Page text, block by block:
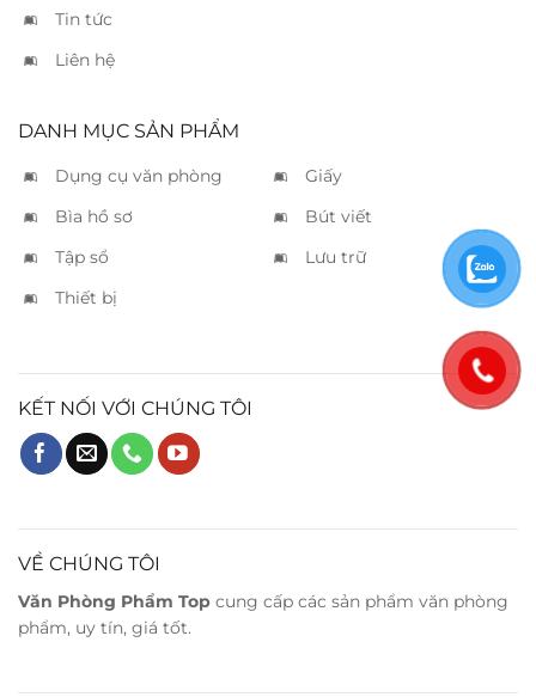
Tin tức
Liên hệ
DANH MỤC SẢN PHẨM
Dụng cụ văn phòng
Giấy
Bìa hồ sơ
Bút viết
Tập sổ
Lưu trữ
Thiết bị
KẾT NỐI VỚI CHÚNG TÔI
VỀ CHÚNG TÔI
Văn Phòng Phẩm Top cung cấp các sản phẩm văn phòng
phẩm, uy tín, giá tốt.